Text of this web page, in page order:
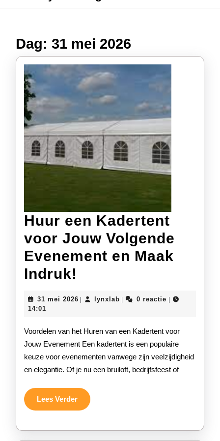
Dag: 31 mei 2026
Huur een Kadertent
voor Jouw Volgende
Evenement en Maak
Indruk!
Kadertent
voor
Jouw
Volgende
Evenement
en
Maak
Indruk!
31 mei 2026 31
lynxlablynxlab0 reactie
14:01
Voordelen van het Huren van een Kadertent voor
Jouw Evenement Een kadertent is een populaire
keuze voor evenementen vanwege zijn veelzijdigheid
en elegantie. Of je nu een bruiloft, bedrijfsfeest of
Lees VerderLees
Verder